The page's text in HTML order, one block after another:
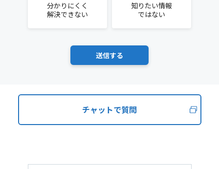
分かりにくく
解決できない
知りたい情報
ではない
チャットで質問